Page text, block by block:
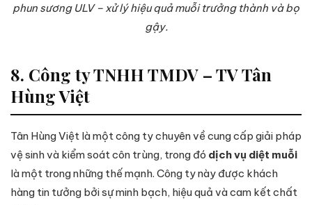
phun sương ULV – xử lý hiệu quả muỗi trưởng thành và bọ
gậy.
8. Công ty TNHH TMDV – TV Tân
Hùng Việt
Tân Hùng Việt là một công ty chuyên về cung cấp giải pháp
vệ sinh và kiểm soát côn trùng, trong đó dịch vụ diệt muỗi
là một trong những thế mạnh. Công ty này được khách
hàng tin tưởng bởi sự minh bạch, hiệu quả và cam kết chất